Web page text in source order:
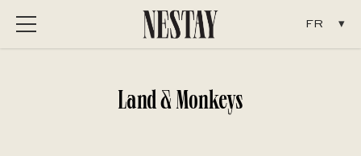
Land & Monkeys